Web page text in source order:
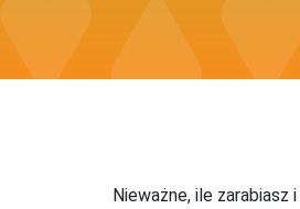
Nieważne, ile